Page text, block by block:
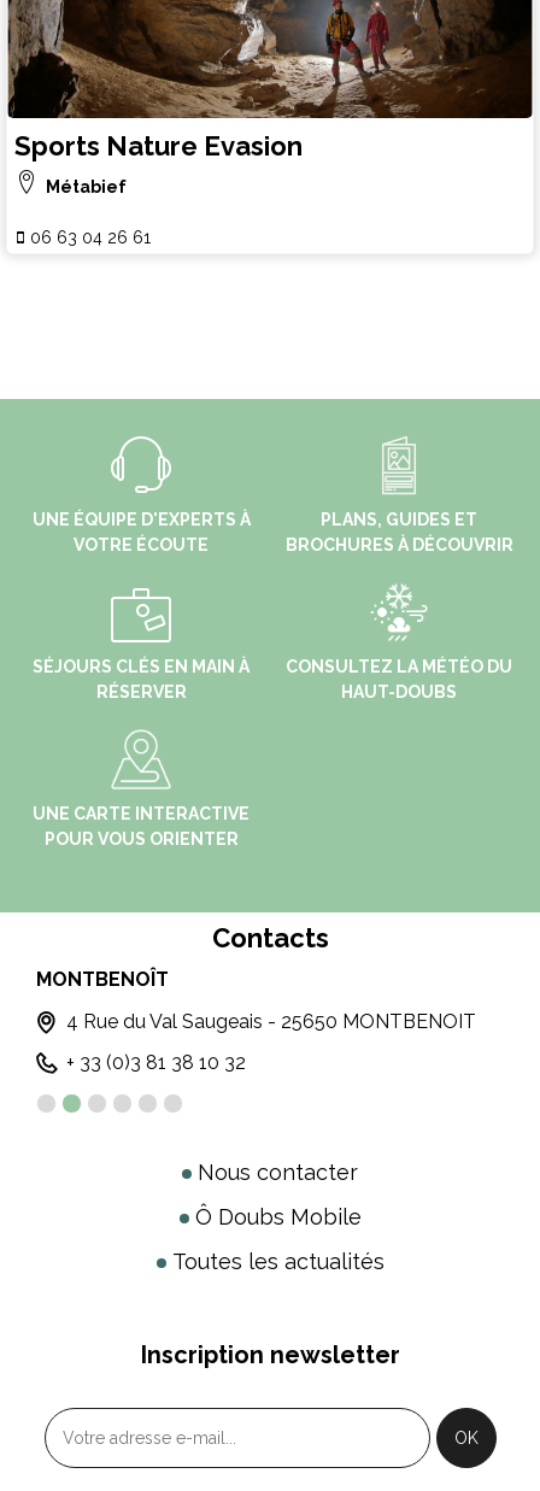
Sports Nature Evasion
Métabief
06 63 04 26 61
UNE ÉQUIPE D'EXPERTS À
VOTRE ÉCOUTE
PLANS, GUIDES ET
BROCHURES À DÉCOUVRIR
SÉJOURS CLÉS EN MAIN À
RÉSERVER
CONSULTEZ LA MÉTÉO DU
HAUT-DOUBS
UNE CARTE INTERACTIVE
POUR VOUS ORIENTER
Contacts
MONTBENOÎT
4 Rue du Val Saugeais - 25650 MONTBENOIT
+ 33 (0)3 81 38 10 32
Nous contacter
Ô Doubs Mobile
Toutes les actualités
Inscription newsletter